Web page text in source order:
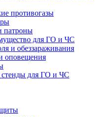
противогазы
патроны
для ГО и ЧС
и обеззараживания
оповещения
стенды для ГО и ЧС